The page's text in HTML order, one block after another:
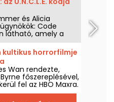
és Alicia
Code
látható, amely a
augusztus 6-tól.
kultikus horrorfilmje
Wan rendezte,
főszereplésével,
fel az HBO Maxra.